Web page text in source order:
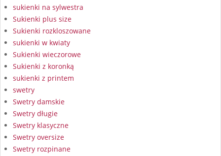
sukienki na sylwestra
Sukienki plus size
Sukienki rozkloszowane
sukienki w kwiaty
Sukienki wieczorowe
Sukienki z koronką
sukienki z printem
swetry
Swetry damskie
Swetry długie
Swetry klasyczne
Swetry oversize
Swetry rozpinane